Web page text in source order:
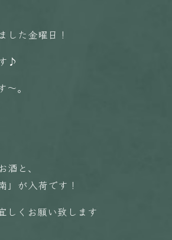
した金曜日！
♪
。
と、
」が入荷です！
しくお願い致します️️